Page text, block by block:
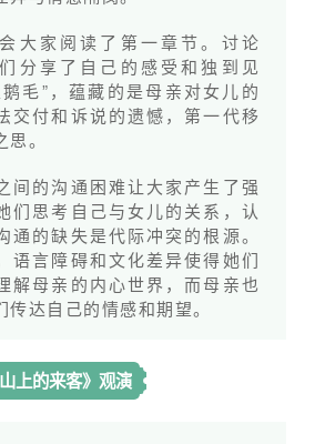
大家阅读了第一章节。讨论
分享了自己的感受和独到见
毛”，蕴藏的是母亲对女儿的
交付和诉说的遗憾，第一代移
。
间的沟通困难让大家产生了强
们思考自己与女儿的关系，认
通的缺失是代际冲突的根源。
语言障碍和文化差异使得她们
解母亲的内心世界，而母亲也
传达自己的情感和期望。
山上的来客》观演